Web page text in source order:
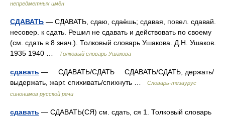
непредметных имён
СДАВАТЬ — СДАВАТЬ, сдаю, сдаёшь; сдавая, повел. сдавай.
несовер. к сдать. Решил не сдавать и действовать по своему
(см. сдать в 8 знач.). Толковый словарь Ушакова. Д.Н. Ушаков.
1935 1940 …
Толковый словарь Ушакова
сдавать — СДАВАТЬ/СДАТЬ СДАВАТЬ/СДАТЬ, держать/
выдержать, жарг. спихивать/спихнуть …
Словарь-тезаурус
синонимов русской речи
сдавать — СДАВАТЬ(СЯ) см. сдать, ся 1. Толковый словарь